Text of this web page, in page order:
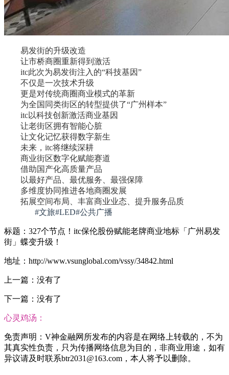
易发街的升级改造
让市桥商圈重新得到激活
itc此次为易发街注入的“科技基因”
不仅是一次技术升级
更是对传统商圈商业模式的革新
为全国同类街区的转型提供了“广州样本”
itc以科技创新激活商业基因
让老街区拥有智能心脏
让文化记忆获得数字新生
未来，itc将继续深耕
商业街区数字化赋能赛道
借助国产化高质量产品
以最好产品、最优服务、最强保障
多维度协同推进各地商圈发展
拓展空间布局、丰富商业业态、提升服务品质
#文旅#LED#公共广播
标题：327个节点！itc保伦股份赋能老牌商业地标「广州易发
街」蝶变升级！
地址：http://www.vsunglobal.com/vssy/34842.html
上一篇：没有了
下一篇：没有了
心灵鸡汤：
免责声明：V神金融网所发布的内容是在网络上转载的，不为
其真实性负责，只为传播网络信息为目的，非商业用途，如有
异议请及时联系btr2031@163.com，本人将予以删除。